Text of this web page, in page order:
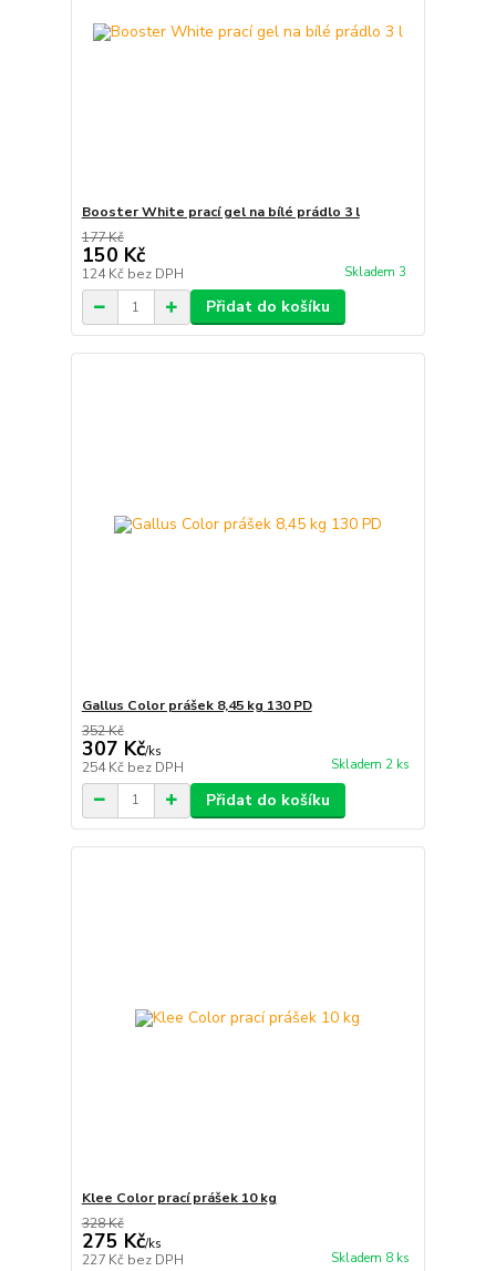
Booster White prací gel na bílé prádlo 3 l
177 Kč
150 Kč
124 Kč bez DPH Skladem 3
Přidat do košíku
Gallus Color prášek 8,45 kg 130 PD
352 Kč
307 Kč/ks
254 Kč bez DPH Skladem 2 ks
Přidat do košíku
Klee Color prací prášek 10 kg
328 Kč
275 Kč/ks
227 Kč bez DPH Skladem 8 ks